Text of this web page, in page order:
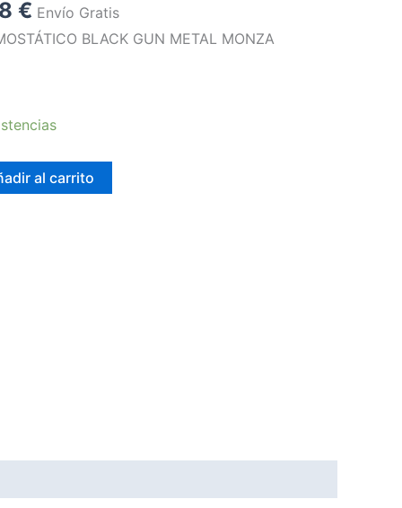
€.
€ 169,28 €.
Envío Gratis
BLACK GUN METAL MONZA
al carrito